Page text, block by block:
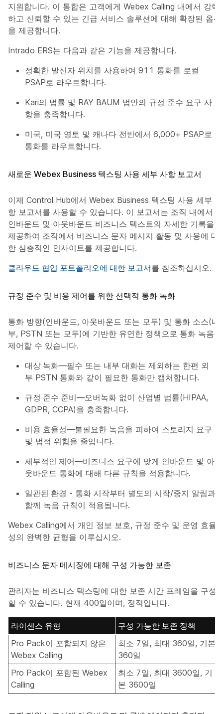
지원합니다. 이 통합은 고객에게 Webex Calling 내에서 강력
하고 신뢰할 수 있는 긴급 서비스 솔루션에 대해 확장된 옵션
을 제공합니다.
Intrado ERS는 다음과 같은 기능을 제공합니다.
정확한 발신자 위치를 사용하여 911 통화를 로컬
PSAP로 라우트합니다.
Kari의 법률 및 RAY BAUM 법안의 규정 준수 요구 사
항을 충족합니다.
미국, 미국 영토 및 캐나다 전반에서 6,000+ PSAP로
통화를 라우트합니다.
새로운 Webex Business 텍스팅 사용 세부 사항 보고서
이제 Control Hub에서 Webex Business 텍스팅 사용 세부 사
항 보고서를 사용할 수 있습니다. 이 보고서는 조직 내에서
인바운드 및 아웃바운드 비즈니스 텍스트의 자세한 기록을
제공하여 조직에서 비즈니스 문자 메시지 활동 및 사용에 대
한 심층적인 인사이트를 제공합니다.
클라우드 협업 포트폴리오에 대한 보고서를 참조하십시오.
규정 준수 및 비용 제어를 위한 선택적 통화 녹화
통화 방향(인바운드, 아웃바운드 또는 모두) 및 통화 소스(내
부, PSTN 또는 모두)에 기반한 유연한 정책으로 통화 녹음을
제어할 수 있습니다.
대상 녹화—필수 또는 내부 대화는 제외하는 한편 외
부 PSTN 통화와 같이 필요한 통화만 캡처합니다.
규정 준수 준비—오버녹화 없이 산업별 법률(HIPAA,
GDPR, CCPA)을 충족합니다.
비용 효율성—불필요한 녹음을 피하여 스토리지 요구
및 법적 위험을 줄입니다.
세부적인 제어—비즈니스 요구에 맞게 인바운드 및 아
웃바운드 통화에 대해 다른 규칙을 적용합니다.
일관된 환경 - 통화 시작부터 별도의 시작/중지 알림과
함께 녹음 규칙이 적용됩니다.
Webex Calling에서 개인 정보 보호, 규정 준수 및 운영 효율
성의 완벽한 균형을 이루십시오.
비즈니스 문자 메시징에 대해 구성 가능한 보존
관리자는 비즈니스 텍스팅에 대한 보존 시간 프레임을 구성
할 수 있습니다. 현재 400일이며, 정적입니다.
라이센스 유형
구성 가능한 보존 정책
Pro Pack이 포함되지 않은
Webex Calling
최소 7일, 최대 360일, 기본
360일
Pro Pack이 포함된 Webex
Calling
최소 7일, 최대 3600일, 기
본 3600일